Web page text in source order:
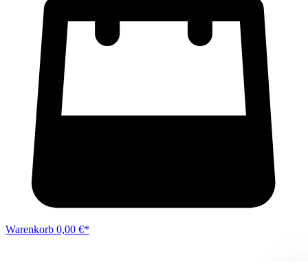
Warenkorb 0,00 €*